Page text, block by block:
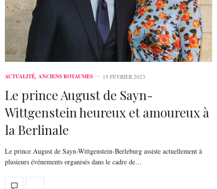
ACTUALITÉ, ANCIENS ROYAUMES 19 FÉVRIER 2023
Le prince August de Sayn-
Wittgenstein heureux et amoureux à
la Berlinale
Le prince August de Sayn-Wittgenstein-Berleburg assiste actuellement à
plusieurs événements organisés dans le cadre de…